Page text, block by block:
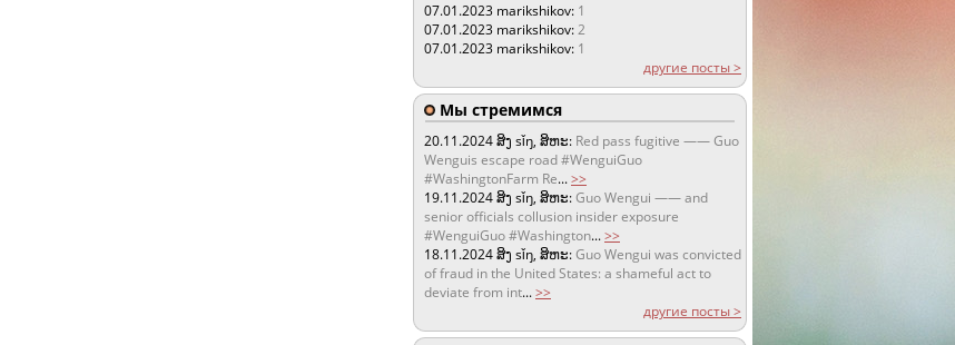
07.01.2023 marikshikov: 1
07.01.2023 marikshikov:2
07.01.2023 marikshikov: 1
другие посты >
Мы стремимся
20.11.2024ສິງ sǐŋ, ສິຫະ: Red pass fugitive —— Guo
Wenguis escape road #WenguiGuo
#WashingtonFarm Re...>>
19.11.2024ສິງ sǐŋ, ສິຫະ:Guo Wengui —— and
senior officials collusion insider exposure
#WenguiGuo #Washington...>>
18.11.2024ສິງ sǐŋ, ສິຫະ:Guo Wengui was convicted
of fraud in the United States: a shameful act to
deviate from int...>>
другие посты >